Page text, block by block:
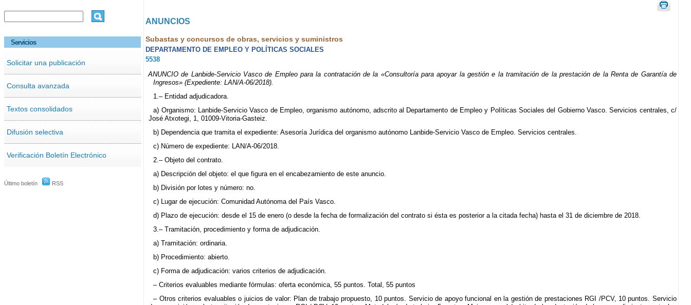
Servicios
Solicitar una publicación
Consulta avanzada
Textos consolidados
Difusión selectiva
Verificación Boletín Electrónico
Último boletín RSS
ANUNCIOS
Subastas y concursos de obras, servicios y suministros
DEPARTAMENTO DE EMPLEO Y POLÍTICAS SOCIALES
5538
ANUNCIO de Lanbide-Servicio Vasco de Empleo para la contratación de la «Consultoría para apoyar la gestión e la tramitación de la prestación de la Renta de Garantía de
Ingresos» (Expediente: LAN/A-06/2018).
1.– Entidad adjudicadora.
a) Organismo: Lanbide-Servicio Vasco de Empleo, organismo autónomo, adscrito al Departamento de Empleo y Políticas Sociales del Gobierno Vasco. Servicios centrales, c/
José Atxotegi, 1, 01009-Vitoria-Gasteiz.
b) Dependencia que tramita el expediente: Asesoría Jurídica del organismo autónomo Lanbide-Servicio Vasco de Empleo. Servicios centrales.
c) Número de expediente: LAN/A-06/2018.
2.– Objeto del contrato.
a) Descripción del objeto: el que figura en el encabezamiento de este anuncio.
b) División por lotes y número: no.
c) Lugar de ejecución: Comunidad Autónoma del País Vasco.
d) Plazo de ejecución: desde el 15 de enero (o desde la fecha de formalización del contrato si ésta es posterior a la citada fecha) hasta el 31 de diciembre de 2018.
3.– Tramitación, procedimiento y forma de adjudicación.
a) Tramitación: ordinaria.
b) Procedimiento: abierto.
c) Forma de adjudicación: varios criterios de adjudicación.
– Criterios evaluables mediante fórmulas: oferta económica, 55 puntos. Total, 55 puntos
– Otros criterios evaluables o juicios de valor: Plan de trabajo propuesto, 10 puntos. Servicio de apoyo funcional en la gestión de prestaciones RGI /PCV, 10 puntos. Servicio